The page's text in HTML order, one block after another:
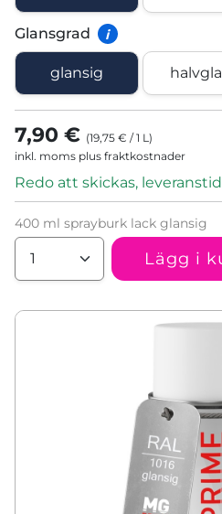
Glansgrad i
glansig
7,90 € (19,75 € /1 L )
inkl. moms plus fraktkostnader
Redo att skickas,
400 ml sprayburk lack glansig
Lägg i